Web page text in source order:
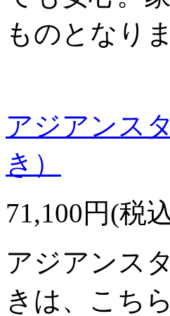
ものとなり
アジアンス
き）
71,100円(税
アジアンス
きは、こち